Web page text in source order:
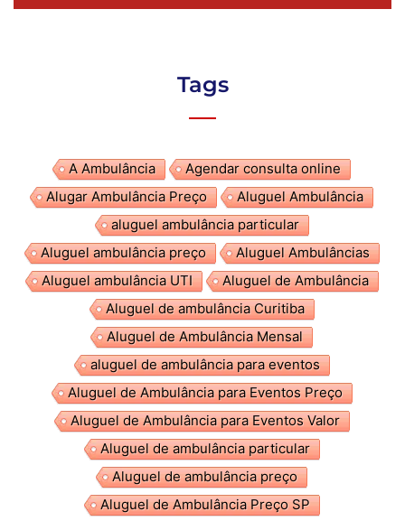
Tags
A Ambulância
Agendar consulta online
Alugar Ambulância Preço
Aluguel Ambulância
aluguel ambulância particular
Aluguel ambulância preço
Aluguel Ambulâncias
Aluguel ambulância UTI
Aluguel de Ambulância
Aluguel de ambulância Curitiba
Aluguel de Ambulância Mensal
aluguel de ambulância para eventos
Aluguel de Ambulância para Eventos Preço
Aluguel de Ambulância para Eventos Valor
Aluguel de ambulância particular
Aluguel de ambulância preço
Aluguel de Ambulância Preço SP